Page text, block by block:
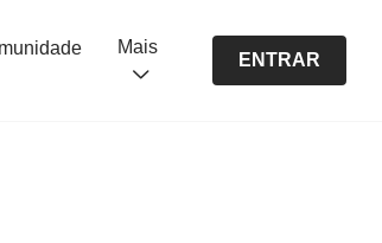
Mais
ENTRAR